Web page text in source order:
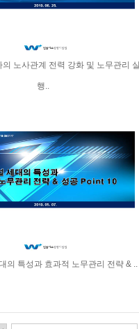
노사관계 전력 강화 및 노무관리 실
행..
의 특성과 효과적 노무관리 전략 & ..